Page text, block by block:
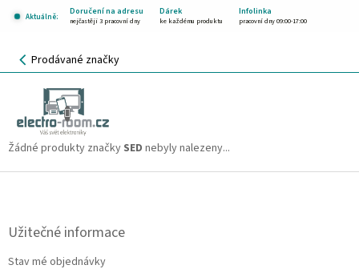
Aktuálně:
Doručení na adresu Dárek Infolinka
nejčastěji 3 pracovní dny ke každému produktu pracovní dny 09:00-17:00
NÁKUPNÍ
KOŠÍK
Prodávané značky
Žádné produkty značky SED nebyly nalezeny...
Z
Užitečné informace
Stav mé objednávky